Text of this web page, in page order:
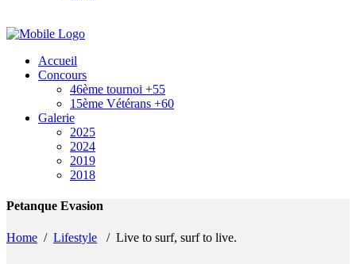
Accueil
Concours
46ème tournoi +55
15ème Vétérans +60
Galerie
2025
2024
2019
2018
Petanque Evasion
Home / Lifestyle / Live to surf, surf to live.